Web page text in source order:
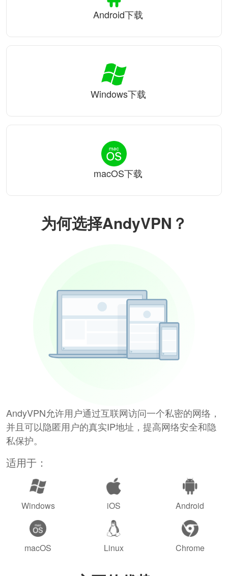
为何选择AndyVPN？
AndyVPN允许用户通过互联网访问一个私密的网络，
并且可以隐匿用户的真实IP地址，提高网络安全和隐
私保护。
适用于：
Windows iOS Android
macOS Linux Chrome
Android下载
Windows下载
macOS下载